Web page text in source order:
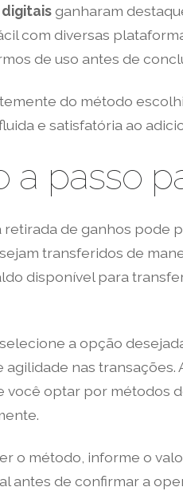
ganharam
com diversas
de uso antes de
do método
e satisfatória ao
a passo
retirada de ganhos pode
transferidos de
disponível para
a opção
agilidade nas
você optar por métodos
o método, informe o
antes de confirmar a